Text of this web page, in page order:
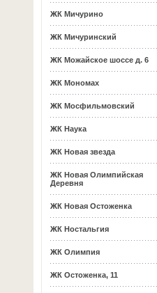
ЖК Мичурино
ЖК Мичуринский
ЖК Можайское шоссе д. 6
ЖК Мономах
ЖК Мосфильмовский
ЖК Наука
ЖК Новая звезда
ЖК Новая Олимпийская
Деревня
ЖК Новая Остоженка
ЖК Ностальгия
ЖК Олимпия
ЖК Остоженка, 11